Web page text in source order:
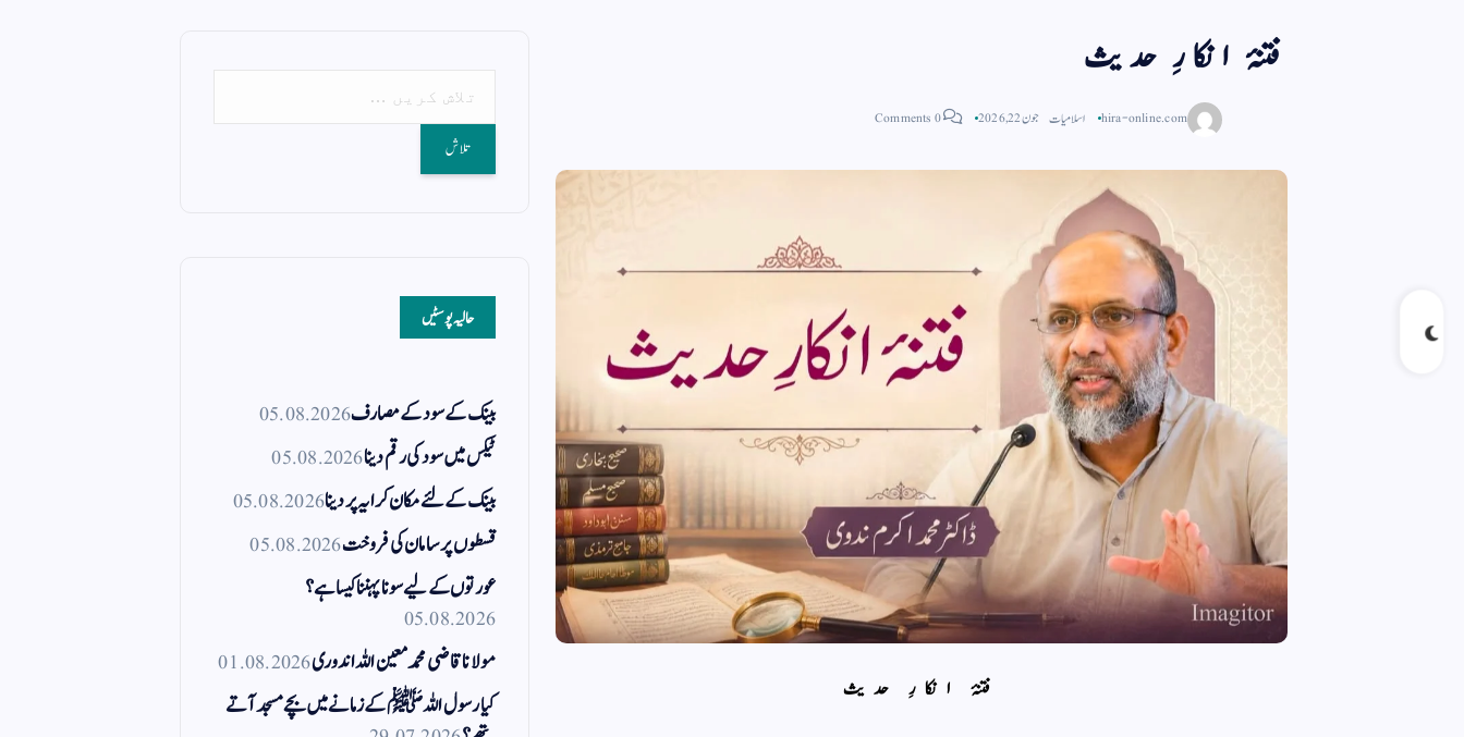
فتنۂ انکارِ حدیث
hira-online.com اسلامیات جون 22, 2026 0 Comments
فتنۂ انکارِ حدیث
حالیہ پوسٹیں
بینک کے سود کے مصارف05.08.2026
ٹیکس میں سود کی رقم دینا05.08.2026
بینک کے لئے مکان کرایہ پر دینا05.08.2026
قسطوں پر سامان کی فروخت05.08.2026
عورتوں کے لیے سونا پہننا کیسا ہے؟
05.08.2026
مولانا قاضی محمد معین اللہ اندوری01.08.2026
کیا رسول اللہ ﷺ کے زمانے میں بچے مسجد آتے